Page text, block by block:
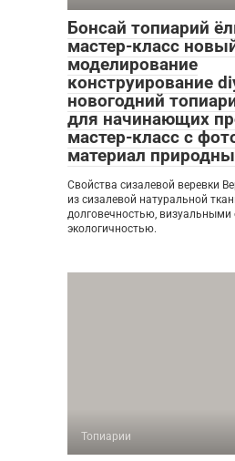
Бонсай топиарий
мастер-класс
моделирование
конструирование
новогодний
для начинающих
мастер-класс с
материал
Свойства сизалевой веревки
из сизалевой натуральной
долговечностью, визуальными
экологичностью.
Топиарии